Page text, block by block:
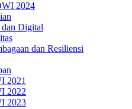
2024
Digital
dan Resiliensi
2021
2022
2023